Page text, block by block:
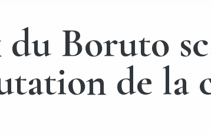
Boruto
de la